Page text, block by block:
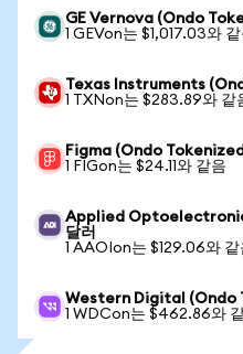
GE Vernova (Ondo
1 GEVon는 $1,017.03와 같
Texas Instruments
1 TXNon는 $283.89와 같
Figma (Ondo
1 FIGon는 $24.11와 같음
Applied
달러
1 AAOIon는 $129.06와 같
Western Digital (Ondo
1 WDCon는 $462.86와